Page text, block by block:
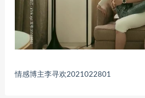
情感博主李寻欢2021022801